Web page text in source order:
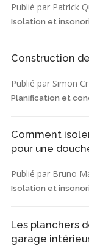
Publié par Patrick
Isolation et
Construction
Publié par Simon Cr
Planification et
Comment
pour une
Publié par Bruno
Isolation et
Les planchers
garage